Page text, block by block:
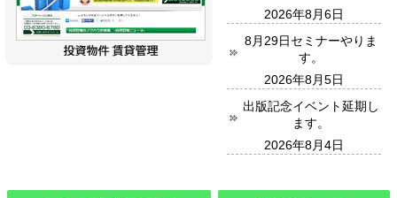
2026年8月6日
8月29日セミナーやりま
す。
2026年8月5日
出版記念イベント延期し
ます。
2026年8月4日